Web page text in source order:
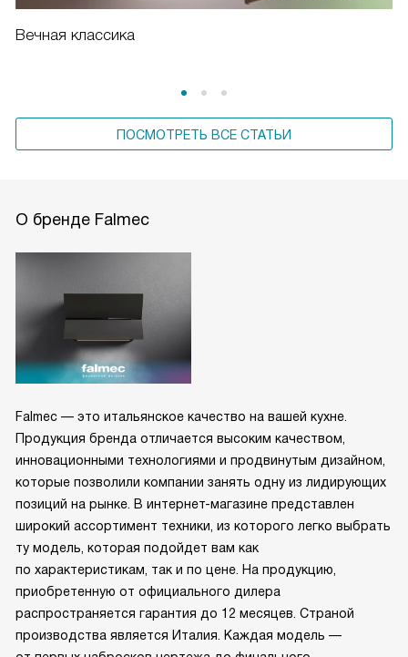
Вечная классика
ПОСМОТРЕТЬ ВСЕ СТАТЬИ
О бренде Falmec
Falmec — это итальянское качество на вашей кухне.
Продукция бренда отличается высоким качеством,
инновационными технологиями и продвинутым дизайном,
которые позволили компании занять одну из лидирующих
позиций на рынке. В интернет-магазине представлен
широкий ассортимент техники, из которого легко выбрать
ту модель, которая подойдет вам как
по характеристикам, так и по цене. На продукцию,
приобретенную от официального дилера
распространяется гарантия до 12 месяцев. Страной
производства является Италия. Каждая модель —